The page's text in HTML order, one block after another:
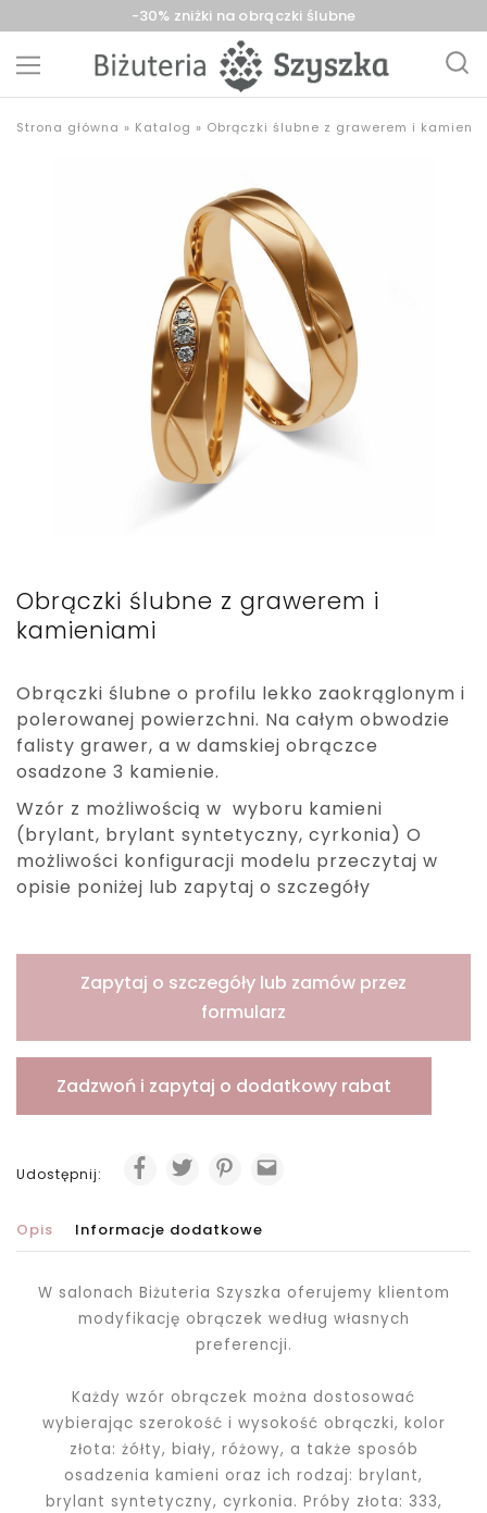
-30% zniżki na obrączki ślubne
Szyszka
z
Strona główna » Katalog » Obrączki ślubne z grawerem i
Obrączki ślubne z grawerem i
kamieniami
Obrączki ślubne o profilu lekko zaokrąglonym i
polerowanej powierzchni. Na całym obwodzie
falisty grawer, a w damskiej obrączce
osadzone 3 kamienie.
Wzór z możliwością w wyboru kamieni
(brylant, brylant syntetyczny, cyrkonia) O
możliwości konfiguracji modelu przeczytaj w
opisie poniżej lub zapytaj o szczegóły
Zapytaj o szczegóły lub zamów przez
formularz
Zadzwoń i zapytaj o dodatkowy rabat
Udostępnij:
Opis Informacje dodatkowe
W salonach Biżuteria Szyszka oferujemy klientom
modyfikację obrączek według własnych
preferencji.
Każdy wzór obrączek można dostosować
wybierając szerokość i wysokość obrączki, kolor
złota: żółty, biały, różowy, a także sposób
osadzenia kamieni oraz ich rodzaj: brylant,
brylant syntetyczny, cyrkonia. Próby złota: 333,